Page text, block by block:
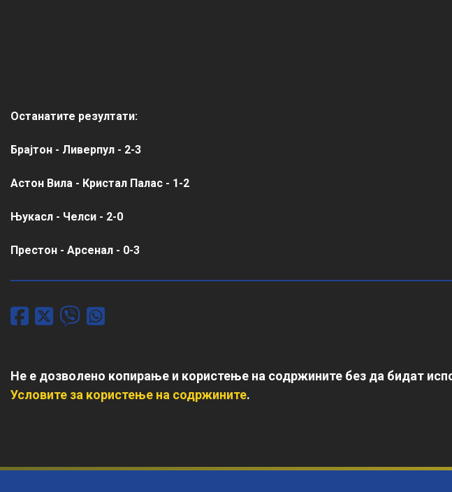
Останатите резултати:
Брајтон - Ливерпул - 2-3
Астон Вила - Кристал Палас - 1-2
Њукасл - Челси - 2-0
Престон - Арсенал - 0-3
Не е дозволено копирање и користење на содржините без да бидат
Условите за користење на содржините.